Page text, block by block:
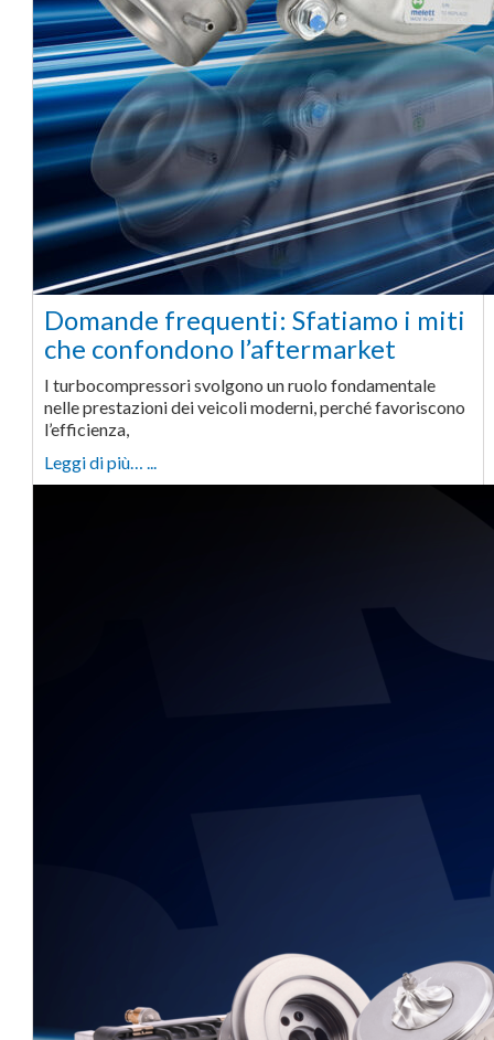
Domande frequenti: Sfatiamo i miti
che confondono l’aftermarket
I turbocompressori svolgono un ruolo fondamentale
nelle prestazioni dei veicoli moderni, perché favoriscono
l’efficienza,
Leggi di più… ...